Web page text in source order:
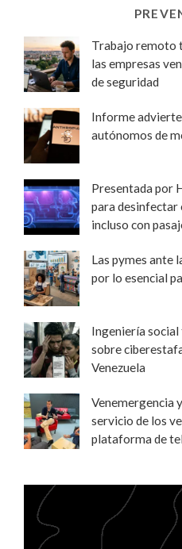
Trabajo remoto
las empresas
de seguridad
Informe
autónomos de
Presentada por
para desinfectar
incluso con
Las pymes ante
por lo esencial
Ingeniería
sobre
Venezuela
Venemergencia
servicio de los
plataforma de